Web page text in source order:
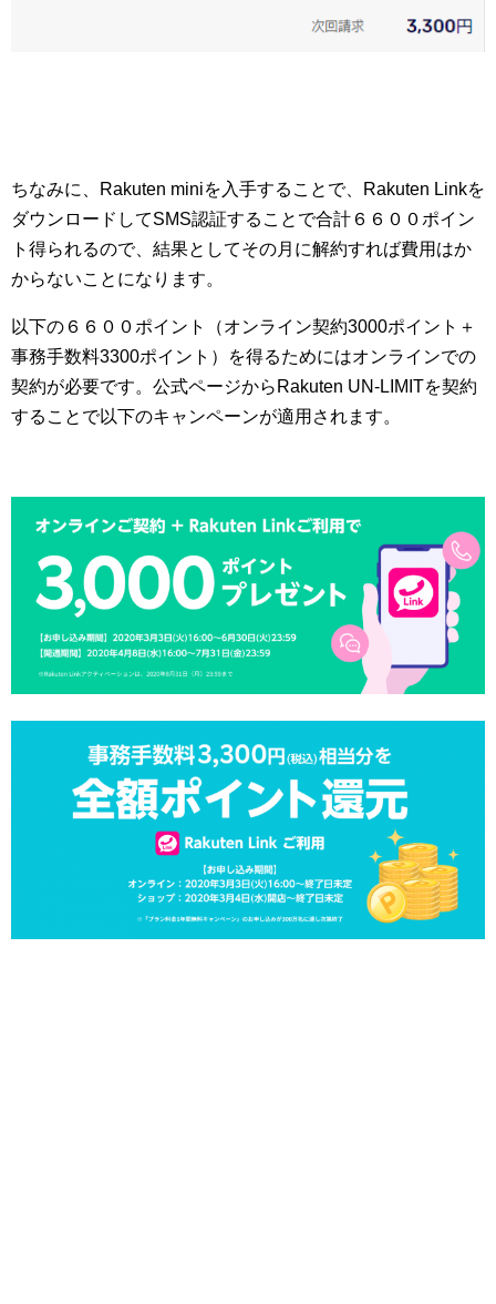
ちなみに、Rakuten miniを入手することで、Rakuten Linkを
ダウンロードしてSMS認証することで合計６６００ポイン
ト得られるので、結果としてその月に解約すれば費用はか
からないことになります。
以下の６６００ポイント（オンライン契約3000ポイント＋
事務手数料3300ポイント）を得るためにはオンラインでの
契約が必要です。公式ページからRakuten UN-LIMITを契約
することで以下のキャンペーンが適用されます。